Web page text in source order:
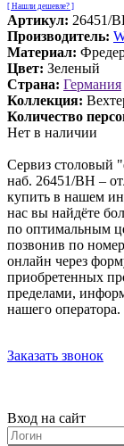
[ Нашли дешевле? ]
Артикул: 26451/
Производитель:
Материал:
Цвет: Зеленый
Страна: Германия
Коллекция:
Количество
Нет в наличии
Сервиз столовый
наб. 26451/BH –
купить в нашем
нас вы найдёте
по оптимальным
позвонив по
онлайн через
приобретенных
пределами,
нашего оператора.
Заказать звонок
Вход на сайт